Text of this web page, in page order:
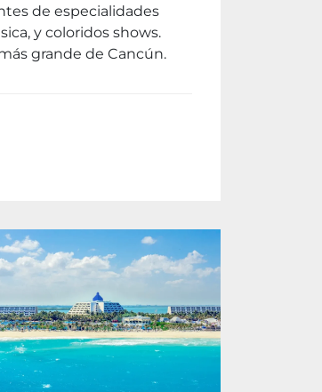
de especialidades
y coloridos shows.
grande de Cancún.